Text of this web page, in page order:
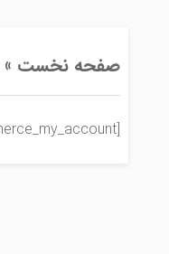
صفحه نخست »
[woocommerce_my_account]